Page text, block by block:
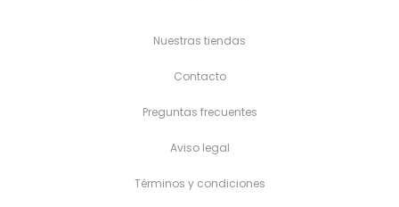
Nuestras tiendas
Contacto
Preguntas frecuentes
Aviso legal
Términos y condiciones